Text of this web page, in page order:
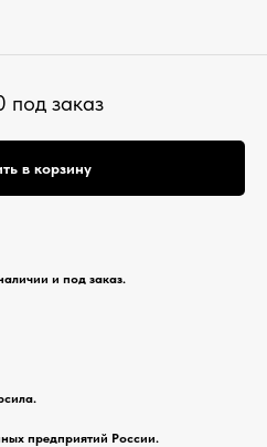
под заказ
в корзину
и под заказ.
предприятий России.